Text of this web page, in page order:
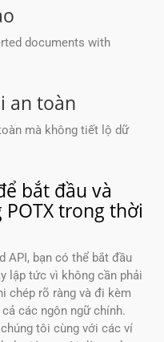
documents with
an toàn
mà không tiết lộ dữ
bắt đầu và
POTX trong thời
API, bạn có thể bắt đầu
lập tức vì không cần phải
chép rõ ràng và đi kèm
các ngôn ngữ chính.
tôi cùng với các ví